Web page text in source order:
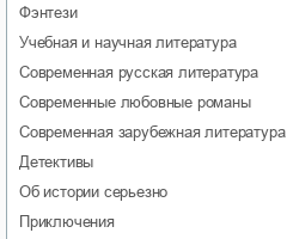
фэнтези
учебная и научная литература
современная русская литература
современные любовные романы
современная зарубежная литература
детективы
об истории серьезно
приключения